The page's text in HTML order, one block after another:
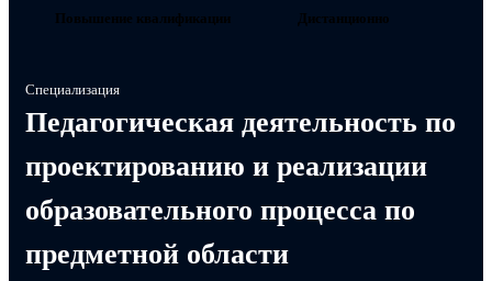
Повышение квалификации Дистанционно
Специализация
Педагогическая деятельность по
проектированию и реализации
образовательного процесса по
предметной области